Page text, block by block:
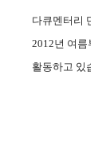
다큐멘터리 단
2012년 여름부
활동하고 있습니